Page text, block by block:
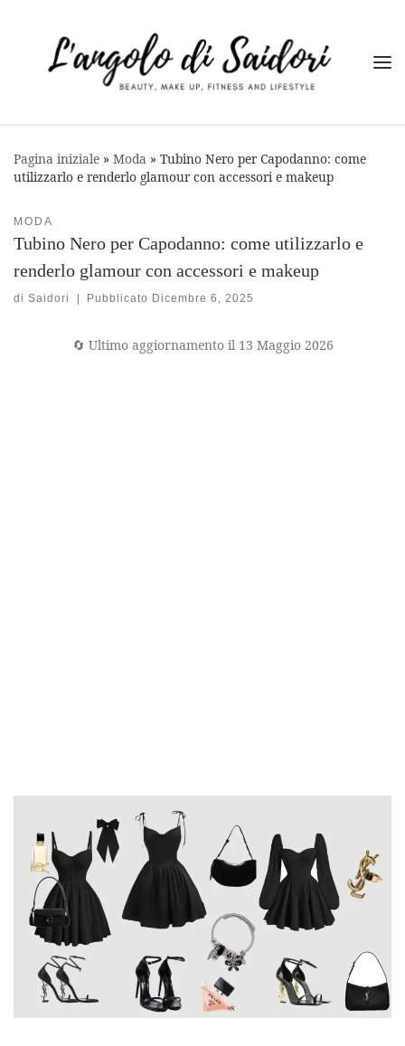
Pagina iniziale » Moda » Tubino Nero per Capodanno: come
utilizzarlo e renderlo glamour con accessori e makeup
MODA
Tubino Nero per Capodanno: come utilizzarlo e
renderlo glamour con accessori e makeup
di Saidori | Pubblicato Dicembre 6, 2025
🔄 Ultimo aggiornamento il 13 Maggio 2026